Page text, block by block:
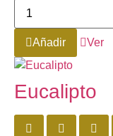
Añadir Ver
Eucalipto